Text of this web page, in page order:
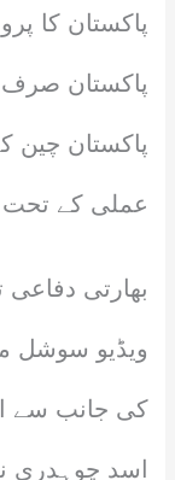
پاکستان کا
پاکستان صرف
پاکستان چین
عملی کے تحت
بھارتی
ویڈیو سوشل
کی جانب سے
اسد چوہدری